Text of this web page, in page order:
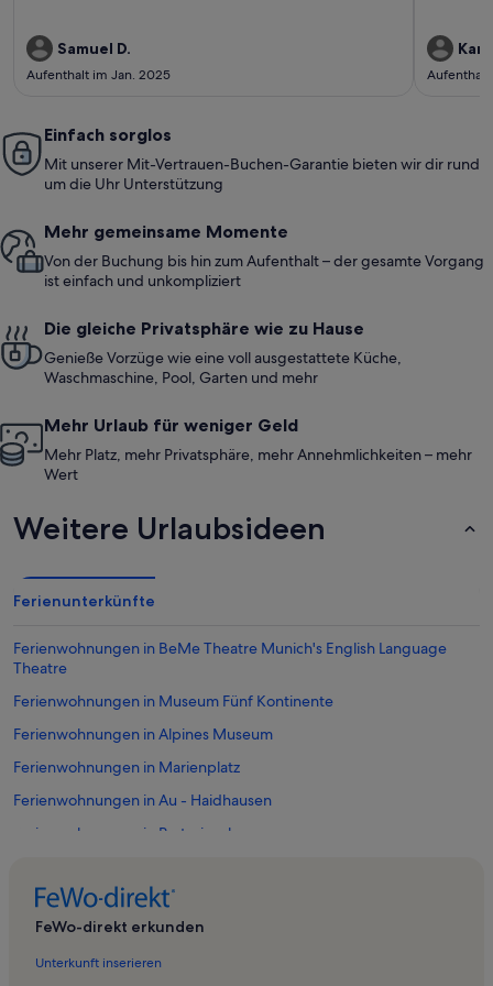
Samuel D.
Aufenthalt im Jan. 2025
Einfach sorglos
Mit unserer Mit-Vertrauen-Buchen-Garantie bieten wir dir rund
um die Uhr Unterstützung
Mehr gemeinsame Momente
Von der Buchung bis hin zum Aufenthalt – der gesamte Vorgang
ist einfach und unkompliziert
Die gleiche Privatsphäre wie zu Hause
Genieße Vorzüge wie eine voll ausgestattete Küche,
Waschmaschine, Pool, Garten und mehr
Mehr Urlaub für weniger Geld
Mehr Platz, mehr Privatsphäre, mehr Annehmlichkeiten – mehr
Wert
Weitere Urlaubsideen
Ferienunterkünfte
Ferienwohnungen in BeMe Theatre Munich's English Language
Theatre
Ferienwohnungen in Museum Fünf Kontinente
Ferienwohnungen in Alpines Museum
Ferienwohnungen in Marienplatz
Ferienwohnungen in Au - Haidhausen
Ferienwohnungen in Praterinsel
Ferienwohnungen in Haidhausen Süd
Ferienwohnungen in Oberbayern
Ferienwohnungen in Deutsches Museum
FeWo-direkt erkunden
Unterkunft inserieren